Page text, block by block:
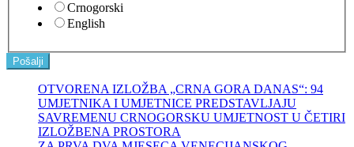
Crnogorski
English
Pošalji
OTVORENA IZLOŽBA „CRNA GORA DANAS“: 94
UMJETNIKA I UMJETNICE PREDSTAVLJAJU
SAVREMENU CRNOGORSKU UMJETNOST U ČETIRI
IZLOŽBENA PROSTORA